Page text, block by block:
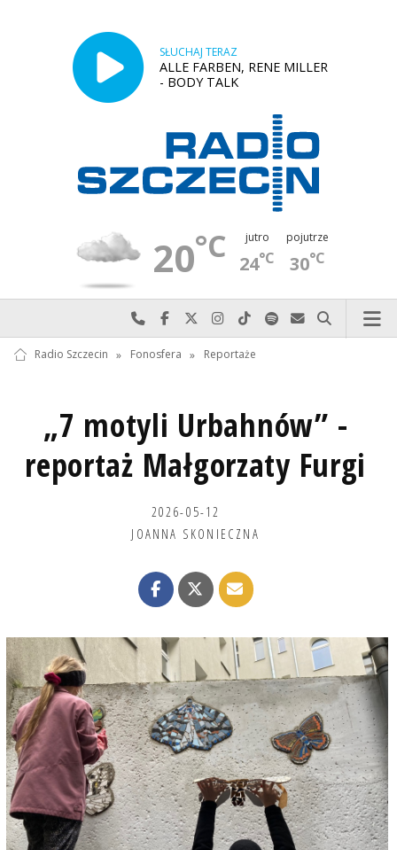
SŁUCHAJ TERAZ
ALLE FARBEN, RENE MILLER
- BODY TALK
20°C jutro
24°C
pojutrze
30°C
Najlepiej po prostu do nas zadzwoń
Odwiedź nas na Facebook-u
Odwiedź nas na X
Odwiedź nas na Instagram-ie
Odwiedź nas na TikTok-u
Szukaj nas na Spotify
Wyślij do nas
Szukaj
Radio Szczecin » Fonosfera » Reportaże
„7 motyli Urbahnów” -
reportaż Małgorzaty Furgi
2026-05-12
JOANNA SKONIECZNA